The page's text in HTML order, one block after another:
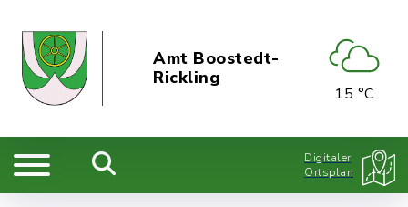
Amt Boostedt-
Rickling
15 °C
Digitaler
Ortsplan